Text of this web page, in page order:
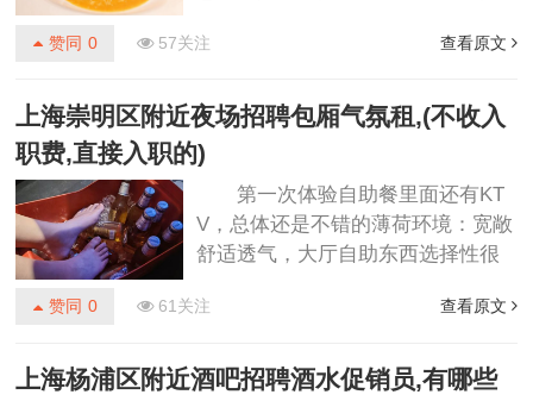
是音质还不错，下次可以早点去，
v招聘包厢陪唱,招聘联系方式是什
么 ......
赞同 0 57关注 查看原文
上海崇明区附近夜场招聘包厢气氛租,(不收入
职费,直接入职的)
第一次体验自助餐里面还有KT
V，总体还是不错的薄荷环境：宽敞
舒适透气，大厅自助东西选择性很
小哥哥也很好，语气很好，后来想
下次给你打多点，挺好的,设施：因
赞同 0 61关注 查看原文
上海杨浦区附近酒吧招聘酒水促销员,有哪些